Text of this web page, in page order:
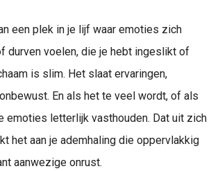
een plek in je lijf waar emoties zich
durven voelen, die je hebt ingeslikt of
is slim. Het slaat ervaringen,
En als het te veel wordt, of als
emoties letterlijk vasthouden. Dat uit zich
het aan je ademhaling die oppervlakkig
aanwezige onrust.